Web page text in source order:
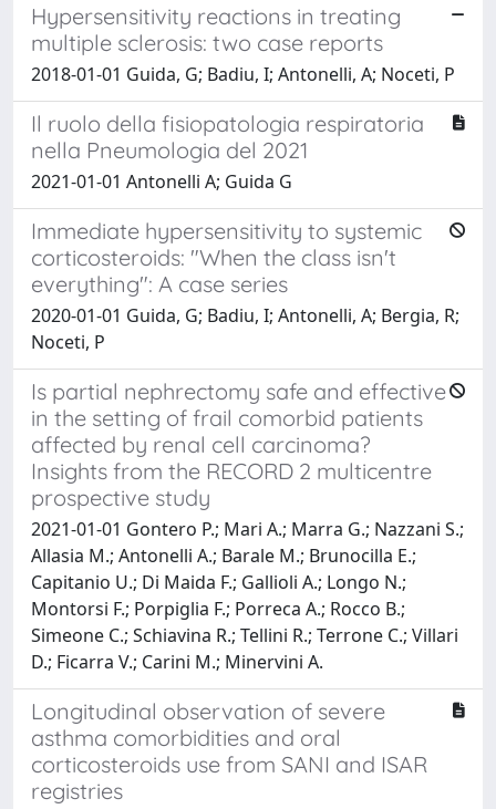
Hypersensitivity reactions in treating
multiple sclerosis: two case reports
2018-01-01 Guida, G; Badiu, I; Antonelli, A; Noceti, P
Il ruolo della fisiopatologia respiratoria
nella Pneumologia del 2021
2021-01-01 Antonelli A; Guida G
Immediate hypersensitivity to systemic
corticosteroids: "When the class isn't
everything": A case series
2020-01-01 Guida, G; Badiu, I; Antonelli, A; Bergia, R;
Noceti, P
Is partial nephrectomy safe and effective
in the setting of frail comorbid patients
affected by renal cell carcinoma?
Insights from the RECORD 2 multicentre
prospective study
2021-01-01 Gontero P.; Mari A.; Marra G.; Nazzani S.;
Allasia M.; Antonelli A.; Barale M.; Brunocilla E.;
Capitanio U.; Di Maida F.; Gallioli A.; Longo N.;
Montorsi F.; Porpiglia F.; Porreca A.; Rocco B.;
Simeone C.; Schiavina R.; Tellini R.; Terrone C.; Villari
D.; Ficarra V.; Carini M.; Minervini A.
Longitudinal observation of severe
asthma comorbidities and oral
corticosteroids use from SANI and ISAR
registries